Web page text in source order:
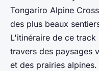
Tongariro Alpine
des plus beaux
L'itinéraire de ce track
travers des paysages
et des prairies